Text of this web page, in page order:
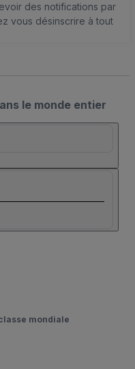
des notifications par
vous désinscrire à tout
le monde entier
mondiale